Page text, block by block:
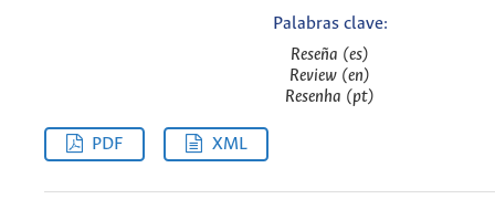
Palabras clave:
Reseña (es)
Review (en)
Resenha (pt)
PDF XML